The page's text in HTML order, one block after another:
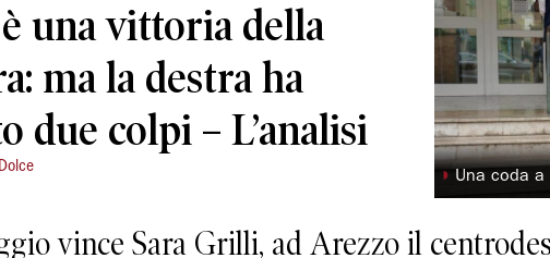
una vittoria della
ma la destra ha
due colpi – L’analisi
◗ Una coda
vince Sara Grilli, ad Arezzo il